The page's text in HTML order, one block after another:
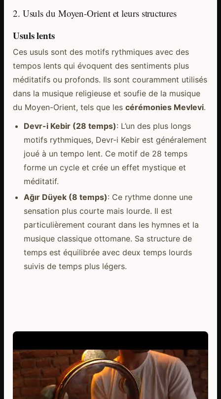
2. Usuls du Moyen-Orient et leurs structures
Usuls lents
Ces usuls sont des motifs rythmiques avec des
tempos lents qui évoquent des sentiments plus
méditatifs ou profonds. Ils sont couramment utilisés
dans la musique religieuse et soufie de la musique
du Moyen-Orient, tels que les cérémonies Mevlevi.
Devr-i Kebir (28 temps): L’un des plus longs
motifs rythmiques, Devr-i Kebir est généralement
joué à un tempo lent. Ce motif de 28 temps
forme un cycle et crée un effet mystique et
méditatif.
Ağır Düyek (8 temps): Ce rythme donne une
sensation plus courte mais lourde. Il est
particulièrement courant dans les hymnes et la
musique classique ottomane. Sa structure de
temps est équilibrée avec deux temps lourds
suivis de temps plus légers.